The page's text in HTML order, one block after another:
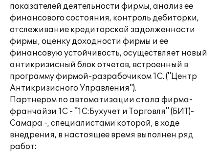
показателей деятельности фирмы, анализ ее
финансового состояния, контроль дебиторки,
отслеживание кредиторской задолженности
фирмы, оценку доходности фирмы и ее
финансовую устойчивость, осуществляет новый
антикризисный блок отчетов, встроенный в
программу фирмой-разрабочиком 1С. ("Центр
Антикризисного Управления").
Партнером по автоматизации стала фирма-
франчайзи 1С - "1С:Бухучет и Торговля" (БИТ)-
Самара -, специалистами которой, в ходе
внедрения, в настоящее время выполнен ряд
работ: